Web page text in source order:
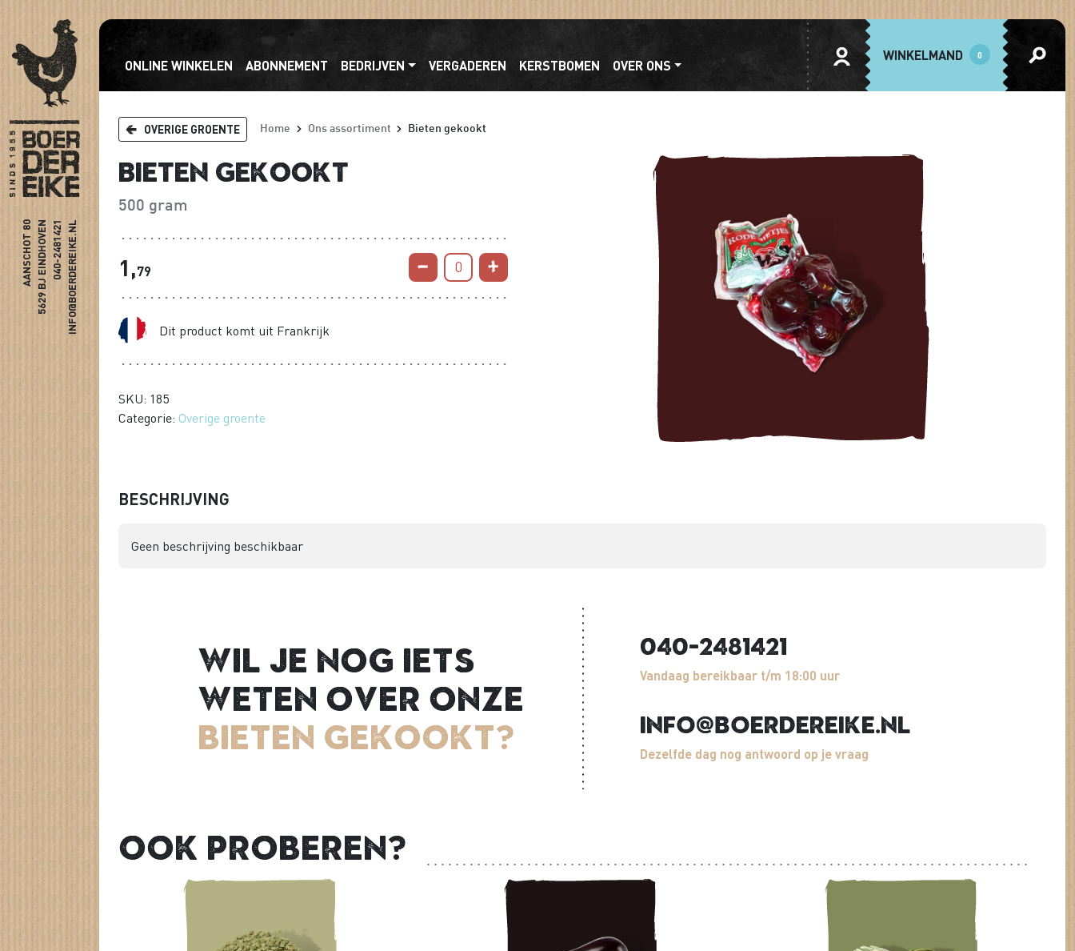
AANSCHOT 805629 BJ EINDHOVEN040-2481421INFO@BOERDEREIKE.NL
ONLINE WINKELEN ABONNEMENT BEDRIJVEN VERGADEREN KERSTBOMEN OVER ONS
WINKELMAND 0
OVERIGE GROENTE Home Ons assortiment Bieten gekookt
Bieten gekookt
500 gram
1,79 0
Dit product komt uit Frankrijk
SKU: 185
Categorie: Overige groente
BESCHRIJVING
Geen beschrijving beschikbaar
Wil je nog iets
weten over onze
Bieten gekookt?
040-2481421
Vandaag bereikbaar t/m 18:00 uur
info@boerdereike.nl
Dezelfde dag nog antwoord op je vraag
Ook proberen?